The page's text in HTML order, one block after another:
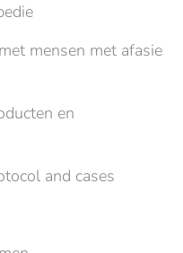
mensen met afasie
en
and cases